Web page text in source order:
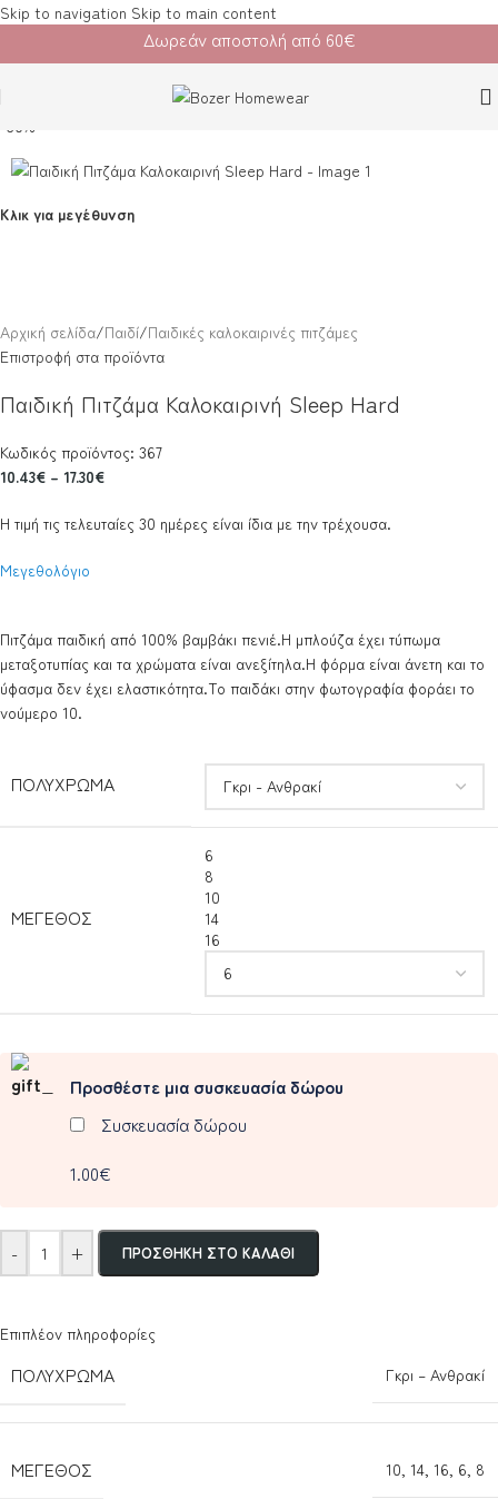
Skip to navigation Skip to main content
Δωρεάν αποστολή από 60€
-30%
Κλικ για μεγέθυνση
Αρχική σελίδα/Παιδί/Παιδικές καλοκαιρινές πιτζάμες
Επιστροφή στα προϊόντα
Παιδική Πιτζάμα Καλοκαιρινή Sleep Hard
Κωδικός προϊόντος: 367
10.43€ – 17.30€
Η τιμή τις τελευταίες 30 ημέρες είναι ίδια με την τρέχουσα.
Μεγεθολόγιο
Πιτζάμα παιδική από 100% βαμβάκι πενιέ.Η μπλούζα έχει τύπωμα
μεταξοτυπίας και τα χρώματα είναι ανεξίτηλα.Η φόρμα είναι άνετη και το
ύφασμα δεν έχει ελαστικότητα.Το παιδάκι στην φωτογραφία φοράει το
νούμερο 10.
ΠΟΛΎΧΡΩΜΑ
ΜΈΓΕΘΟΣ
6
8
10
14
16
Προσθέστε μια συσκευασία δώρου
Συσκευασία δώρου
1.00€
- + ΠΡΟΣΘΉΚΗ ΣΤΟ ΚΑΛΆΘΙ
Επιπλέον πληροφορίες
ΠΟΛΎΧΡΩΜΑ Γκρι – Ανθρακί
ΜΈΓΕΘΟΣ 10, 14, 16, 6, 8